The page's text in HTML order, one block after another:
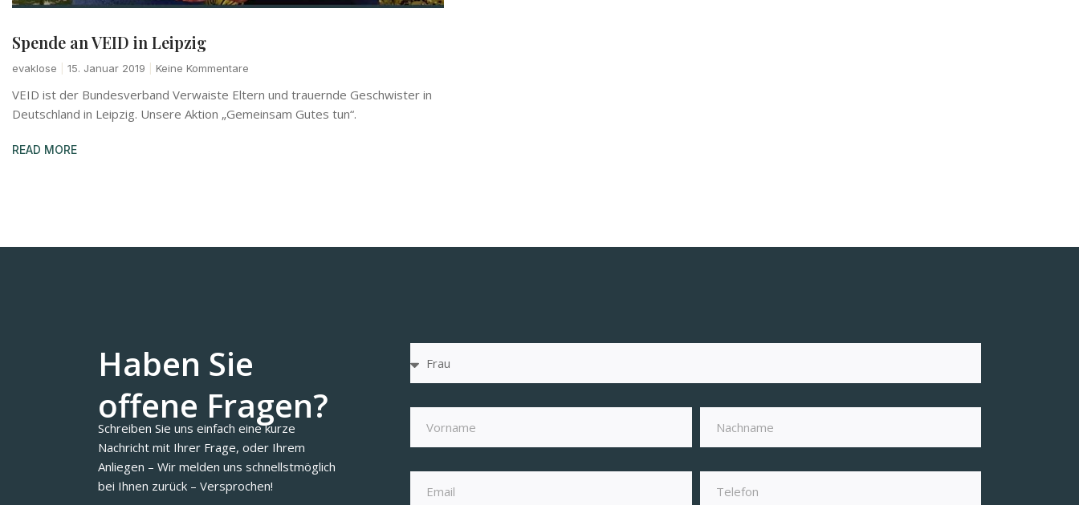
Spende an VEID in Leipzig
evaklose 15. Januar 2019 Keine Kommentare
VEID ist der Bundesverband Verwaiste Eltern und trauernde Geschwister in
Deutschland in Leipzig. Unsere Aktion „Gemeinsam Gutes tun“.
READ MORE
Haben Sie
offene Fragen?
Schreiben Sie uns einfach eine kurze
Nachricht mit Ihrer Frage, oder Ihrem
Anliegen – Wir melden uns schnellstmöglich
bei Ihnen zurück – Versprochen!